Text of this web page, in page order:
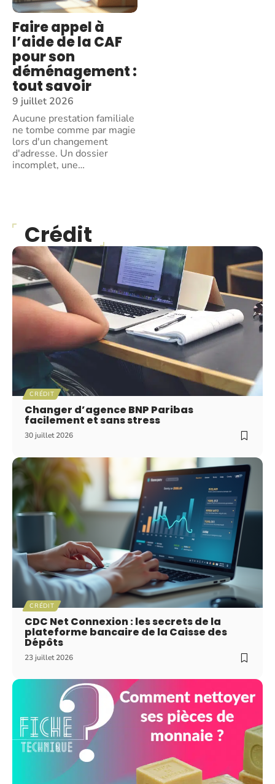
Faire appel à
l’aide de la CAF
pour son
déménagement :
tout savoir
9 juillet 2026
Aucune prestation familiale
ne tombe comme par magie
lors d'un changement
d'adresse. Un dossier
incomplet, une…
Crédit
CRÉDIT
Changer d’agence BNP Paribas
facilement et sans stress
30 juillet 2026
CRÉDIT
CDC Net Connexion : les secrets de la
plateforme bancaire de la Caisse des
Dépôts
23 juillet 2026